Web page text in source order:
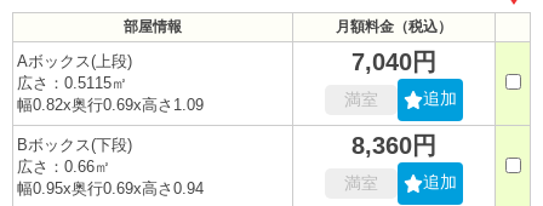
部屋情報 月額料金（税込）
Aボックス(上段)
広さ：0.5115㎡
幅0.82x奥行0.69x高さ1.09
7,040円
満室 追加
Bボックス(下段)
広さ：0.66㎡
幅0.95x奥行0.69x高さ0.94
8,360円
満室 追加